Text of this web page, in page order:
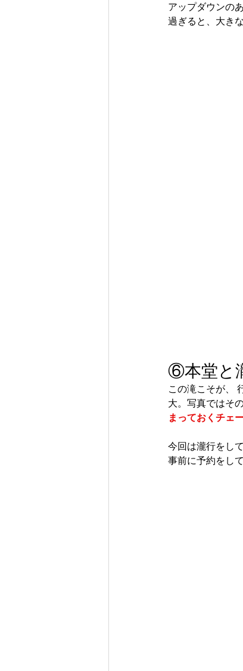
アップダウンの
過ぎると、大き
⑥本堂と
この滝こそが、
大。写真ではそ
まっておくチェ
今回は瀧行をし
事前に予約をし